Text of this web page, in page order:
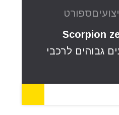
ספורט
Scorpion
גבוהים לרכבי